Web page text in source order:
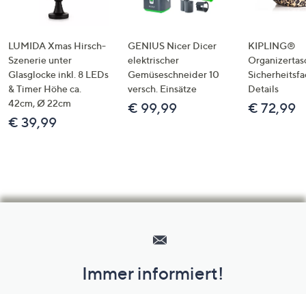
LUMIDA Xmas Hirsch-
Szenerie unter
Glasglocke inkl. 8 LEDs
& Timer Höhe ca.
42cm, Ø 22cm
€ 39,99
GENIUS Nicer Dicer
elektrischer
Gemüseschneider 10
versch. Einsätze
€ 99,99
KIPLING®
Details
€ 72,99
Unternehmensinformationen
Immer informiert!